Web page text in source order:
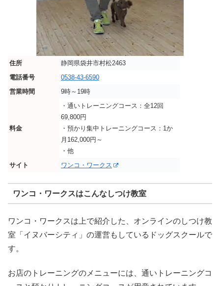
住所
静岡県袋井市村松2463
電話番号
0538-43-6590
営業時間
9時～19時
料金
・通いトレーニングコース：全12回
69,800円
・預かり集中トレーニングコース：1か
月162,000円～
・他
サイト
ワンコ・ワークス
ワンコ・ワークスはこんなしつけ教室
ワンコ・ワークスは上で紹介した、オンラインのしつけ教
室「イヌバーシティ」の運営もしているドッグスクールで
す。
お店のトレーニングのメニューには、通いトレーニングコ